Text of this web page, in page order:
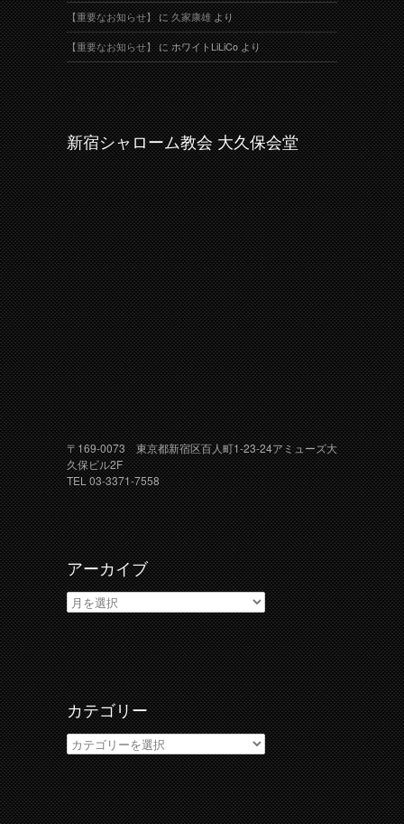
【重要なお知らせ】に久家康雄より
【重要なお知らせ】にホワイトLiLiCoより
新宿シャローム教会 大久保会堂
〒169-0073 東京都新宿区百人町1-23-24アミューズ大
久保ビル2F
TEL 03-3371-7558
アーカイブ
ア
ー
カ
イ
ブ
カテゴリー
カ
テ
ゴ
リ
ー